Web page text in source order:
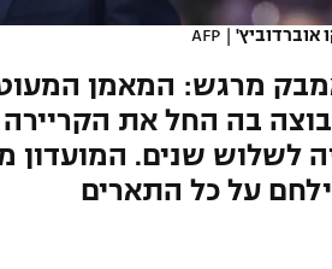
אוברדוביץ' |
AFP
מרגש: המאמן המעוטר
לשלוש שנים. המועדון
על כל התארים